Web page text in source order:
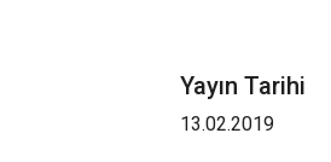
Yayın Tarihi
13.02.2019